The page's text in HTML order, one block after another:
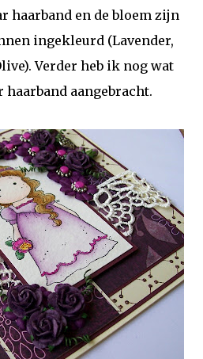
haarband en de bloem zijn
ingekleurd (Lavender,
Verder heb ik nog wat
aangebracht.